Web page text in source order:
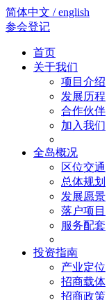
简体中文 / english
参会登记
首页
关于我们
项目介绍
发展历程
合作伙伴
加入我们
全岛概况
区位交通
总体规划
发展愿景
落户项目
服务配套
投资指南
产业定位
招商载体
招商政策